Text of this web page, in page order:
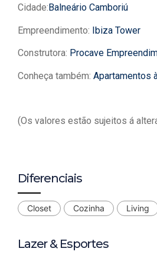
Cidade: Balneário Camboriú
Empreendimento: Ibiza Tower
Construtora: Procave
Conheça também: Apartamentos
(Os valores estão sujeitos á
Diferenciais
Closet Cozinha Living
Lazer & Esportes